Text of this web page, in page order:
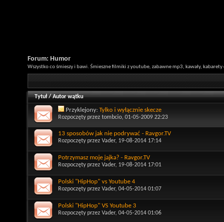
Forum: Humor
Wszystko co śmieszy i bawi. Śmieszne filmiki z youtube, zabawne mp3, kawały,
Tytuł/Autor wątku
Przyklejony: Tylko i wyłącznie skecze
Rozpoczęty przez tombcio, 01-05-2009 22:23
13 sposobów jak nie podrywać - Ravgor.TV
Rozpoczęty przez Vader, 19-08-2014 17:14
Potrzymasz moje jajka? - Ravgor.TV
Rozpoczęty przez Vader, 19-08-2014 17:01
Polski "HipHop" vs Youtube 4
Rozpoczęty przez Vader, 04-05-2014 01:07
Polski "HipHop" VS Youtube 3
Rozpoczęty przez Vader, 04-05-2014 01:06